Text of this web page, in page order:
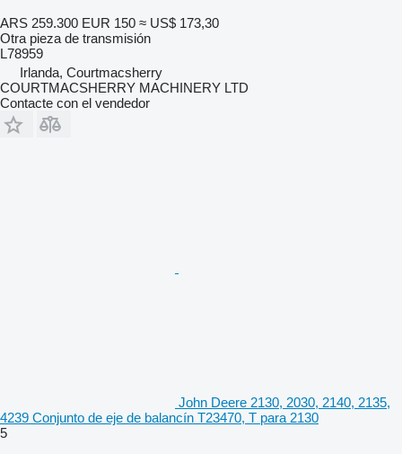
ARS 259.300 EUR 150 ≈ US$ 173,30
Otra pieza de transmisión
L78959
Irlanda, Courtmacsherry
COURTMACSHERRY MACHINERY LTD
Contacte con el vendedor
John Deere 2130, 2030, 2140, 2135,
4239 Conjunto de eje de balancín T23470, T para 2130
5